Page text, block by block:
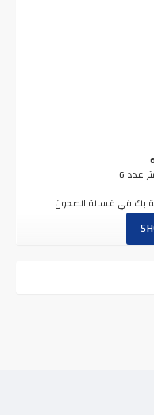
بك في غسالة الصحون